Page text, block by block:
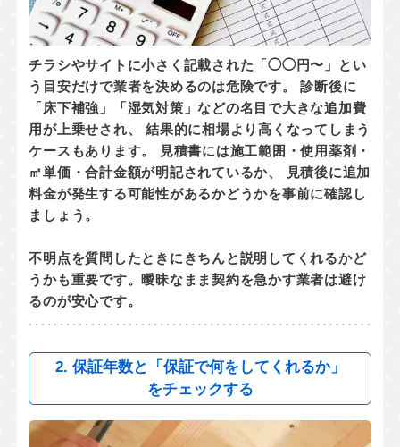
チラシやサイトに小さく記載された「◯◯円〜」とい
う目安だけで業者を決めるのは危険です。 診断後に
「床下補強」「湿気対策」などの名目で大きな追加費
用が上乗せされ、 結果的に相場より高くなってしまう
ケースもあります。 見積書には施工範囲・使用薬剤・
㎡単価・合計金額が明記されているか、
見積後に追加
料金が発生する可能性があるかどうかを事前に確認し
ましょう。
不明点を質問したときにきちんと説明してくれるかど
うかも重要です。曖昧なまま契約を急かす業者は避け
るのが安心です。
2. 保証年数と「保証で何をしてくれるか」
をチェックする